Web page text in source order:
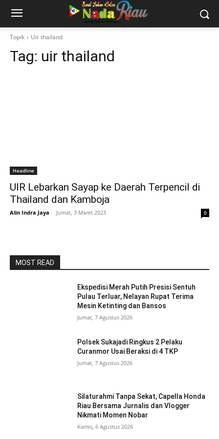
Topik Uir thailand
Tag: uir thailand
Headline
UIR Lebarkan Sayap ke Daerah Terpencil di
Thailand dan Kamboja
Alin Indra Jaya - Jumat, 3 Maret 2023 0
MOST READ
Ekspedisi Merah Putih Presisi Sentuh
Pulau Terluar, Nelayan Rupat Terima
Mesin Ketinting dan Bansos
Jumat, 7 Agustus 2026
Polsek Sukajadi Ringkus 2 Pelaku
Curanmor Usai Beraksi di 4 TKP
Jumat, 7 Agustus 2026
Silaturahmi Tanpa Sekat, Capella Honda
Riau Bersama Jurnalis dan Vlogger
Nikmati Momen Nobar
Kamis, 6 Agustus 2026